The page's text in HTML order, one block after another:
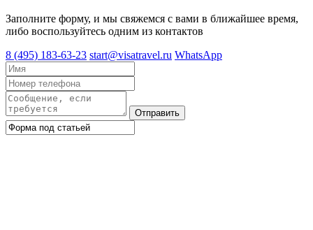
Заполните форму, и мы свяжемся с вами в ближайшее время,
либо воспользуйтесь одним из контактов
8 (495) 183-63-23 start@visatravel.ru WhatsApp
Отправить